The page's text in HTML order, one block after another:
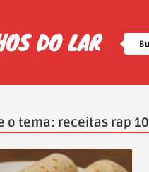
o tema: receitas rap 10